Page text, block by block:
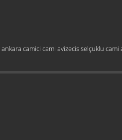
ankara camici cami avizecisselçuklu cami